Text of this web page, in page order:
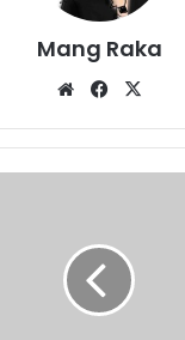
Mang Raka
WebsiteFacebook